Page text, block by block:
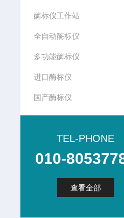
酶标仪工作站
全自动酶标仪
多功能酶标仪
进口酶标仪
国产酶标仪
TEL-PHONE
010-
查看全部